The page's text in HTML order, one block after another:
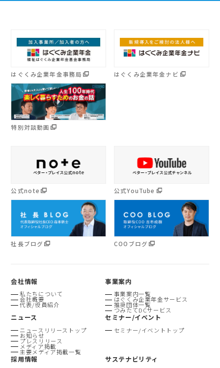
はぐくみ企業年金事務局 はぐくみ企業年金ナビ
特別対談動画
公式note 公式YouTube
社長ブログ COOブログ
会社情報
私たちについて
会社概要
代表/役員紹介
事業案内
事業案内一覧
はぐくみ企業年金サービス
推奨団体一覧
つみたてDCサービス
ニュース
ニュースリリーストップ
お知らせ
プレスリリース
メディア掲載
主要メディア掲載一覧
セミナー/イベント
セミナー/イベントトップ
採用情報 サステナビリティ